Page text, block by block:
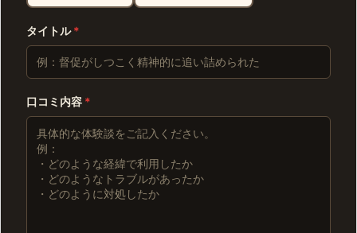
タイトル*
口コミ内容 *